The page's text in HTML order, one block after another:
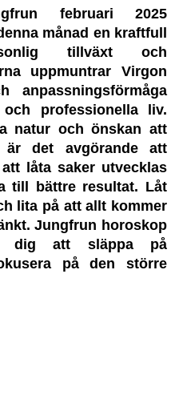
februari 2025
månad en kraftfull
tillväxt och
uppmuntrar Virgon
professionella liv.
natur och önskan att
är det avgörande att
låta saker utvecklas
till bättre resultat. Låt
lita på att allt kommer
Jungfrun horoskop
dig att släppa på
på den större